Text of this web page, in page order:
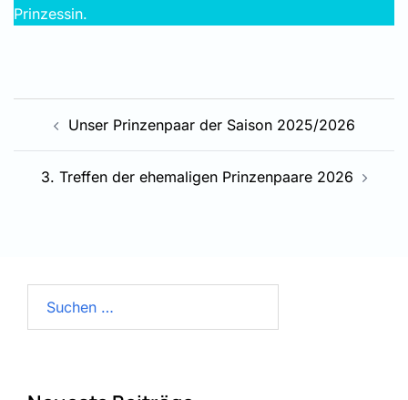
Prinzessin.
Beitragsnavigation
Unser Prinzenpaar der Saison 2025/2026
3. Treffen der ehemaligen Prinzenpaare 2026
nach: